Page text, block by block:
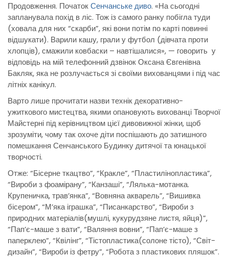
Продовження. ПочатокСенчанське диво. «На сьогодні
запланувала похід в ліс. Тож із самого ранку побігла туди
(ховала для них “скарби”, які вони потім по карті повинні
відшукати). Варили кашу, грали у футбол (дівчата проти
хлопців), смажили ковбаски – навтішалися», — говорить у
відповідь на мій телефонний дзвінок Оксана Євгенівна
Бакляк, яка не розлучається зі своїми вихованцями і під час
літніх канікул.
Варто лише прочитати назви технік декоративно-
ужиткового мистецтва, якими опановують вихованці Творчої
Майстерні під керівництвом цієї дивовижної жінки, щоб
зрозуміти, чому так охоче діти поспішають до затишного
помешкання Сенчанського Будинку дитячої та юнацької
творчості.
Отже: “Бісерне ткацтво”, “Кракле”, “Пластилінопластика”,
“Вироби з фоамірану”, “Канзаші”, “Лялька-мотанка.
Крупеничка, трав’янка”, “Вовняна акварель”, “Вишивка
бісером”, “М’яка іграшка”, “Писанкарство”, “Вироби з
природних матеріалів(мушлі, кукурудзяне листя, яйця)”,
“Пап’є-маше з вати”, “Валяння вовни”, “Пап’є-маше з
паперклею”, “Квілінг”, “Тістопластика(солоне тісто), “Світ-
дизайн”, “Вироби із фетру”, “Робота з пластикових пляшок”.